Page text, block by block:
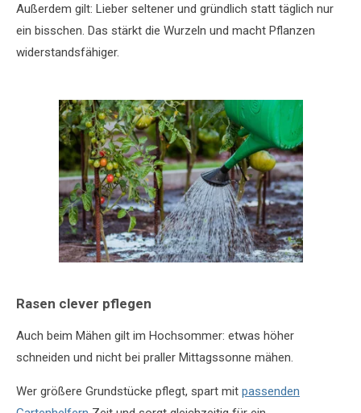
Außerdem gilt: Lieber seltener und gründlich statt täglich nur
ein bisschen. Das stärkt die Wurzeln und macht Pflanzen
widerstandsfähiger.
Rasen clever pflegen
Auch beim Mähen gilt im Hochsommer: etwas höher
schneiden und nicht bei praller Mittagssonne mähen.
Wer größere Grundstücke pflegt, spart mit passenden